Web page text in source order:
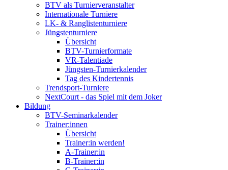
BTV als Turnierveranstalter
Internationale Turniere
LK- & Ranglistenturniere
Jüngstenturniere
Übersicht
BTV-Turnierformate
VR-Talentiade
Jüngsten-Turnierkalender
Tag des Kindertennis
Trendsport-Turniere
NextCourt - das Spiel mit dem Joker
Bildung
BTV-Seminarkalender
Trainer:innen
Übersicht
Trainer:in werden!
A-Trainer:in
B-Trainer:in